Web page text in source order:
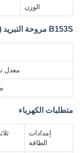
الوزن
B153S مروحة التبريد (بما في ذلك الصوت الصامت)
معدل
متطلبات الكهرباء
إمدادات
الطاقة